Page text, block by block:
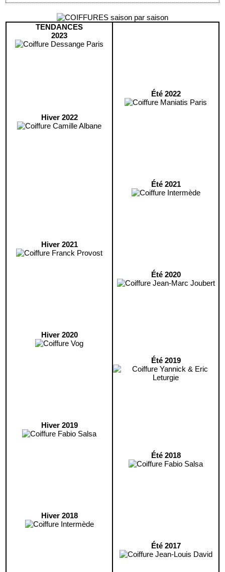
TENDANCES
2023
Hiver 2022
Hiver 2021
Hiver 2020
Hiver 2019
Hiver 2018
Été 2022
Été 2021
Été 2020
Été 2019
Été 2018
Été 2017